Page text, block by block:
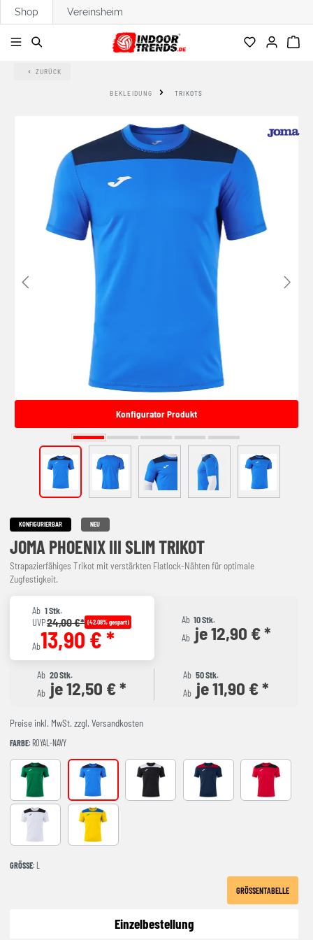
springen
Shop Vereinsheim
ZURÜCK
BEKLEIDUNG TRIKOTS
Konfigurator Produkt
KONFIGURIERBAR NEU
JOMA PHOENIX III SLIM TRIKOT
Strapazierfähiges Trikot mit verstärkten Flatlock-Nähten für optimale
Zugfestigkeit.
Ab 1 Stk.
UVP24,00 €* (42.08% gespart)
Ab13,90 € *
Ab 10 Stk.
Ab je 12,90 € *
Ab 20 Stk.
Ab je 12,50 € *
Ab 50 Stk.
Ab je 11,90 € *
Preise inkl. MwSt. zzgl. Versandkosten
FARBE: ROYAL-NAVY
GREEEN-BLACK ROYAL-NAVY black-white NAVY-RED RED-BLACK
YELLOW-ROYAL
GRÖSSE : L
GRÖSSENTABELLE
Einzelbestellung